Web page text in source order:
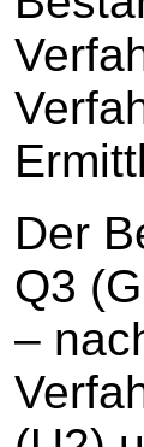
Der
Q3
–